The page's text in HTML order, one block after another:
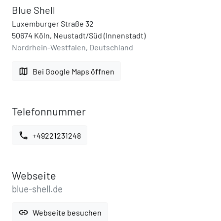
Blue Shell
Luxemburger Straße 32
50674 Köln, Neustadt/Süd (Innenstadt)
Nordrhein-Westfalen, Deutschland
map Bei Google Maps öffnen
Telefonnummer
call +49221231248
Webseite
blue-shell.de
link Webseite besuchen